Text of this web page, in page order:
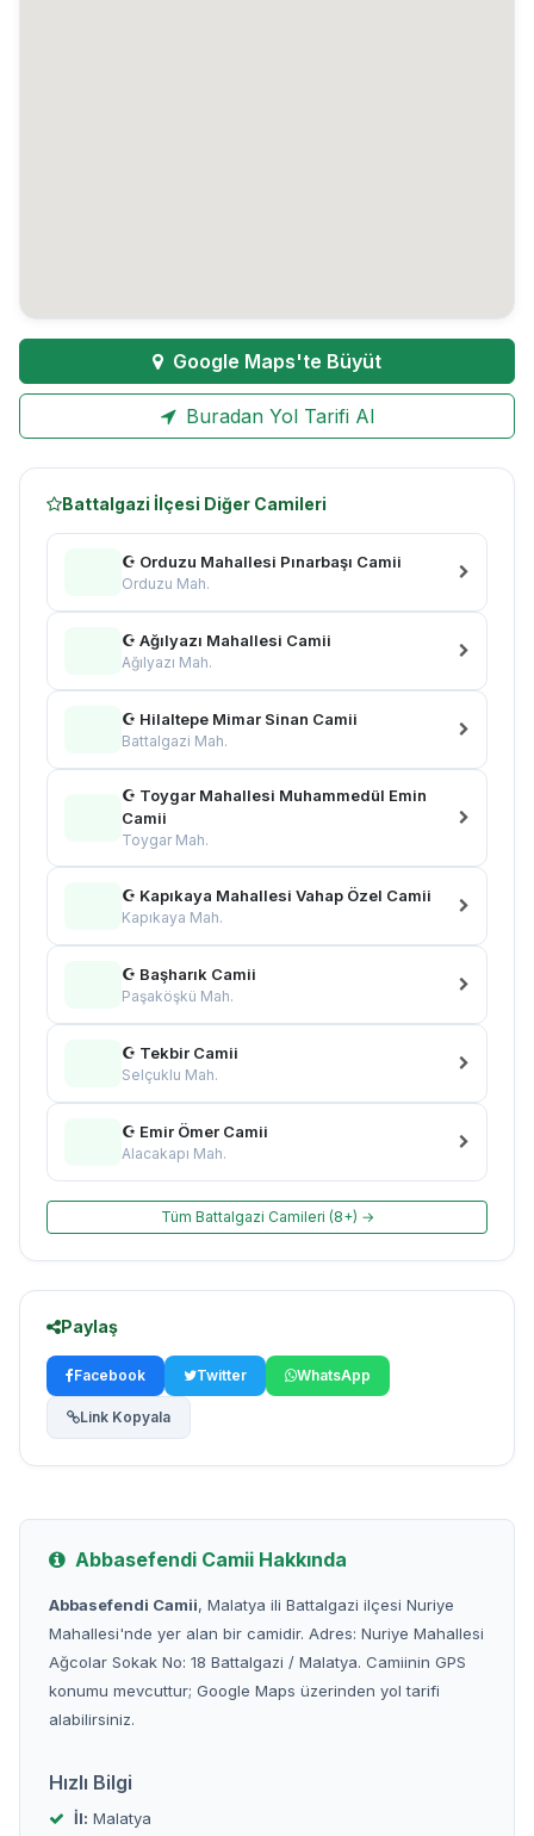
Google Maps'te Büyüt
Buradan Yol Tarifi Al
Battalgazi İlçesi Diğer Camileri
☪ Orduzu Mahallesi Pınarbaşı Camii
Orduzu Mah.
☪ Ağılyazı Mahallesi Camii
Ağılyazı Mah.
☪ Hilaltepe Mimar Sinan Camii
Battalgazi Mah.
☪ Toygar Mahallesi Muhammedül Emin
Camii
Toygar Mah.
☪ Kapıkaya Mahallesi Vahap Özel Camii
Kapıkaya Mah.
☪ Başharık Camii
Paşaköşkü Mah.
☪ Tekbir Camii
Selçuklu Mah.
☪ Emir Ömer Camii
Alacakapı Mah.
Tüm Battalgazi Camileri (8+) →
Paylaş
Facebook Twitter WhatsApp
Link Kopyala
Abbasefendi Camii Hakkında
Abbasefendi Camii, Malatya ili Battalgazi ilçesi Nuriye
Mahallesi'nde yer alan bir camidir. Adres: Nuriye Mahallesi
Ağcolar Sokak No: 18 Battalgazi / Malatya. Camiinin GPS
konumu mevcuttur; Google Maps üzerinden yol tarifi
alabilirsiniz.
Hızlı Bilgi
İl: Malatya